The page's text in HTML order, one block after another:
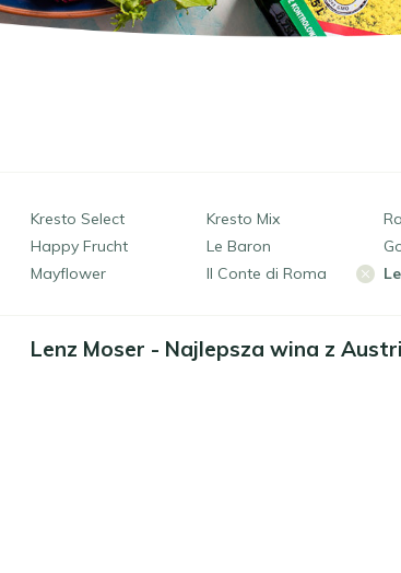
Kresto Select Kresto Mix
Happy Frucht
Le Baron
Mayflower
Il Conte di Roma
Lenz Moser - Najlepsza wina z